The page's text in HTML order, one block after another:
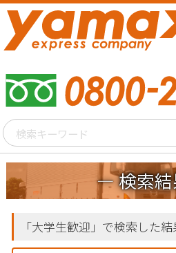
検索
「大学生歓迎」で検索した結